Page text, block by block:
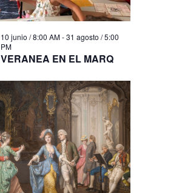
VERANEA EN EL MARQ
10 junio / 8:00 AM-31 agosto / 5:00
PM